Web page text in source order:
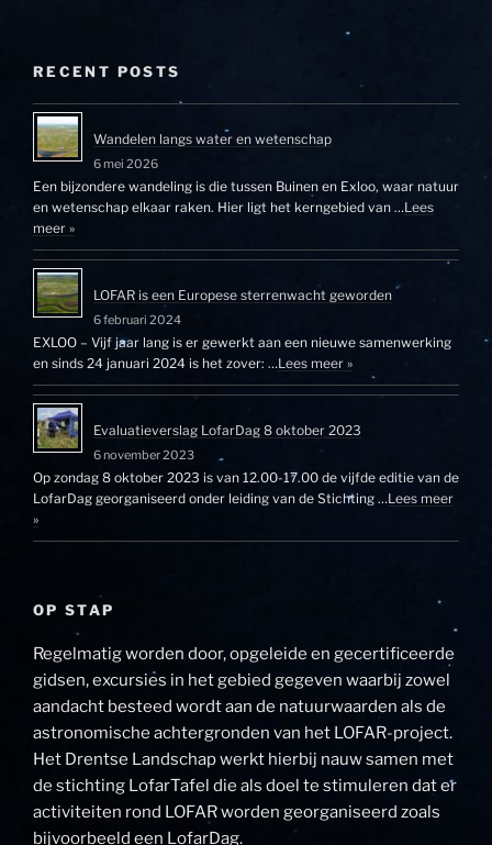
RECENT POSTS
Wandelen langs water en wetenschap
6 mei 2026
Een bijzondere wandeling is die tussen Buinen en Exloo, waar natuur
en wetenschap elkaar raken. Hier ligt het kerngebied van …Lees
meer »
LOFAR is een Europese sterrenwacht geworden
6 februari 2024
EXLOO – Vijf jaar lang is er gewerkt aan een nieuwe samenwerking
en sinds 24 januari 2024 is het zover: …Lees meer »
Evaluatieverslag LofarDag 8 oktober 2023
6 november 2023
Op zondag 8 oktober 2023 is van 12.00-17.00 de vijfde editie van de
LofarDag georganiseerd onder leiding van de Stichting …Lees meer
»
OP STAP
Regelmatig worden door, opgeleide en gecertificeerde
gidsen, excursies in het gebied gegeven waarbij zowel
aandacht besteed wordt aan de natuurwaarden als de
astronomische achtergronden van het LOFAR-project.
Het Drentse Landschap werkt hierbij nauw samen met
de stichting LofarTafel die als doel te stimuleren dat er
activiteiten rond LOFAR worden georganiseerd zoals
bijvoorbeeld een LofarDag.